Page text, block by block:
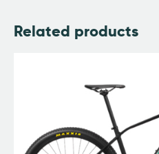
Related products